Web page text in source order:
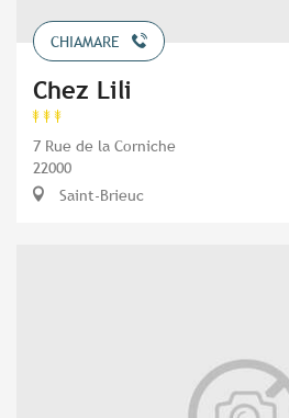
CHIAMARE
Chez Lili
7 Rue de la Corniche
22000
Saint-Brieuc